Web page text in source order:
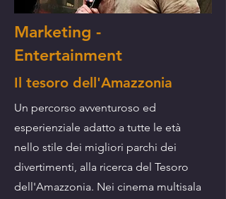
Marketing -
Entertainment
Il tesoro dell'Amazzonia
Un percorso avventuroso ed
esperienziale adatto a tutte le età
nello stile dei migliori parchi dei
divertimenti, alla ricerca del Tesoro
dell'Amazzonia. Nei cinema multisala